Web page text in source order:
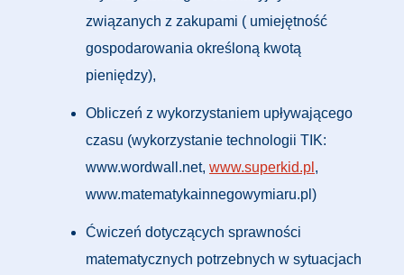
związanych z zakupami ( umiejętność
gospodarowania określoną kwotą
pieniędzy),
Obliczeń z wykorzystaniem upływającego
czasu (wykorzystanie technologii TIK:
www.wordwall.net, www.superkid.pl ,
www.matematykainnegowymiaru.pl)
Ćwiczeń dotyczących sprawności
matematycznych potrzebnych w sytuacjach